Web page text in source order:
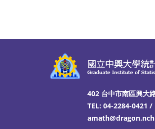
402 台中市南區興大
TEL: 04-2284-0421